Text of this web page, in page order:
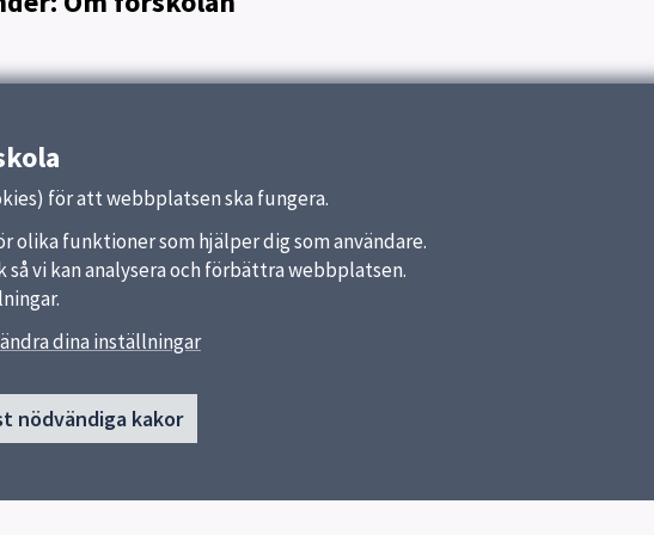
för att webbplatsen ska fungera.
olika funktioner som hjälper dig som användare.
vi kan analysera och förbättra webbplatsen.
dina inställningar
nödvändiga kakor
Snabblänkar
Uppsala kommun